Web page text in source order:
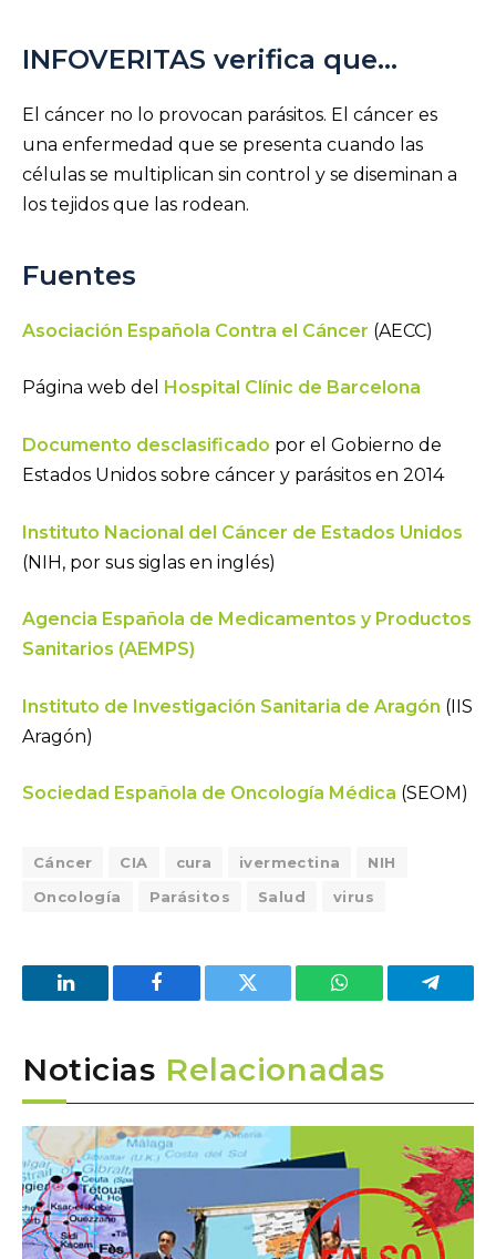
INFOVERITAS verifica que…
El cáncer no lo provocan parásitos. El cáncer es
una enfermedad que se presenta cuando las
células se multiplican sin control y se diseminan a
los tejidos que las rodean.
Fuentes
Asociación Española Contra el Cáncer (AECC)
Página web del Hospital Clínic de Barcelona
Documento desclasificado por el Gobierno de
Estados Unidos sobre cáncer y parásitos en 2014
Instituto Nacional del Cáncer de Estados Unidos
(NIH, por sus siglas en inglés)
Agencia Española de Medicamentos y Productos
Sanitarios (AEMPS)
Instituto de Investigación Sanitaria de Aragón (IIS
Aragón)
Sociedad Española de Oncología Médica (SEOM)
Cáncer CIA cura ivermectina
NIH
Oncología
Parásitos Salud virus
LinkedIn Facebook Twitter WhatsApp
Noticias Relacionadas